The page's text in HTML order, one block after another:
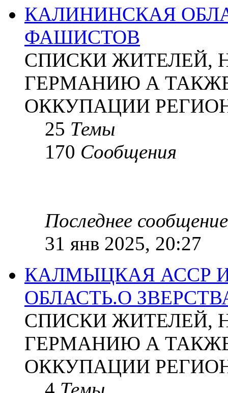
КАЛИНИНСКАЯ
ФАШИСТОВ
СПИСКИ ЖИТЕЛЕЙ,
ГЕРМАНИЮ А
ОККУПАЦИИ
25 Темы
170 Сообщения
Последнее сообщение
31 янв 2025, 20:27
КАЛМЫЦКАЯ АССР
ОБЛАСТЬ.О
СПИСКИ ЖИТЕЛЕЙ,
ГЕРМАНИЮ А
ОККУПАЦИИ